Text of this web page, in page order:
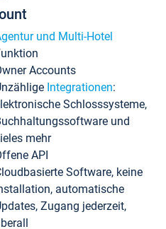
und Multi-Hotel
Accounts
Integrationen:
Schlosssysteme,
und
mehr
API
Software, keine
automatische
Zugang jederzeit,